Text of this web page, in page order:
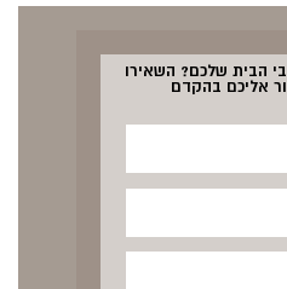
הבית שלכם? השאירו
אליכם בהקדם